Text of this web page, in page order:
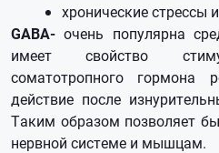
хронические стрессы
GABA- очень популярна
имеет свойство
соматотропного гормона
действие после
Таким образом позволяет
нервной системе и мышцам.